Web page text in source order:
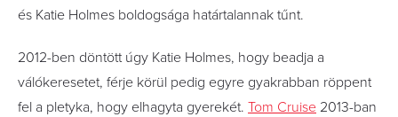
és Katie Holmes boldogsága határtalannak tűnt.
2012-ben döntött úgy Katie Holmes, hogy beadja a
válókeresetet, férje körül pedig egyre gyakrabban röppent
fel a pletyka, hogy elhagyta gyerekét. Tom Cruise 2013-ban